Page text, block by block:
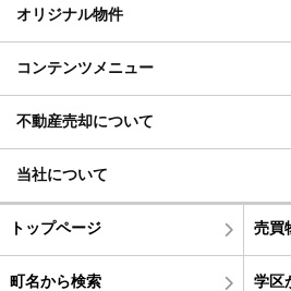
オリジナル物件
コンテンツメニュー
不動産売却について
当社について
トップページ 売買
町名から検索 学区